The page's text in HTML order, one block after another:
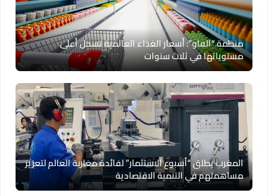
منظمة “الفاو”: أسعار الغذاء العالمية تسجل أعلى
مستوياتها في ثلاث سنوات
المغرب يطلق “أسبوع الاستثمار” لفائدة مغاربة العالم لتعزيز
مساهمتهم في التنمية الاقتصادية